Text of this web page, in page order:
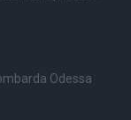
Odessa